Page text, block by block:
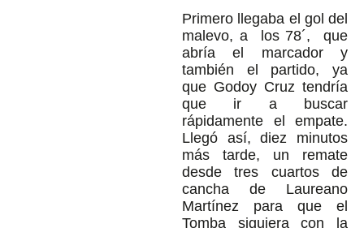
Primero llegaba el gol del
malevo, a los 78´, que
abría el marcador y
también el partido, ya
que Godoy Cruz tendría
que ir a buscar
rápidamente el empate.
Llegó así, diez minutos
más tarde, un remate
desde tres cuartos de
cancha de Laureano
Martínez para que el
Tomba siguiera con la